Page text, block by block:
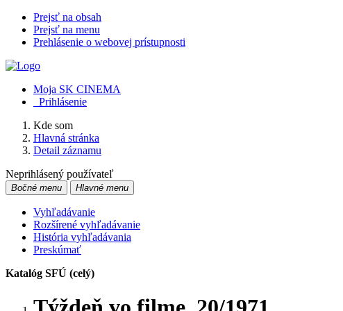
Prejsť na obsah
Prejsť na menu
Prehlásenie o webovej prístupnosti
Moja SK CINEMA
Prihlásenie
Kde som
Hlavná stránka
Detail záznamu
Neprihlásený používateľ
Bočné menu Hlavné menu
Vyhľadávanie
Rozšírené vyhľadávanie
História vyhľadávania
Preskúmať
Katalóg SFÚ (celý)